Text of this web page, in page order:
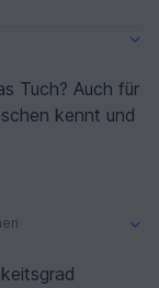
Tuch? Auch für
kennt und